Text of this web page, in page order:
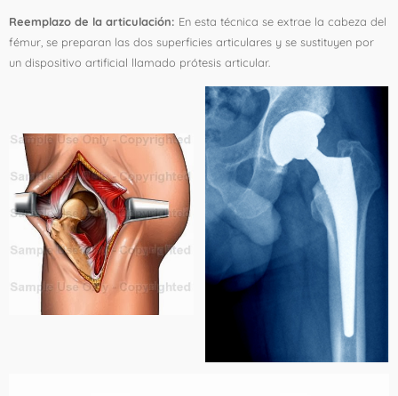
Reemplazo de la articulación: En esta técnica se extrae la cabeza del
fémur, se preparan las dos superficies articulares y se sustituyen por
un dispositivo artificial llamado prótesis articular.